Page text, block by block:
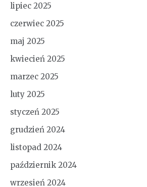
lipiec 2025
czerwiec 2025
maj 2025
kwiecień 2025
marzec 2025
luty 2025
styczeń 2025
grudzień 2024
listopad 2024
październik 2024
wrzesień 2024